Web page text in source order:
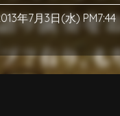
年7月3日(水) PM7:44